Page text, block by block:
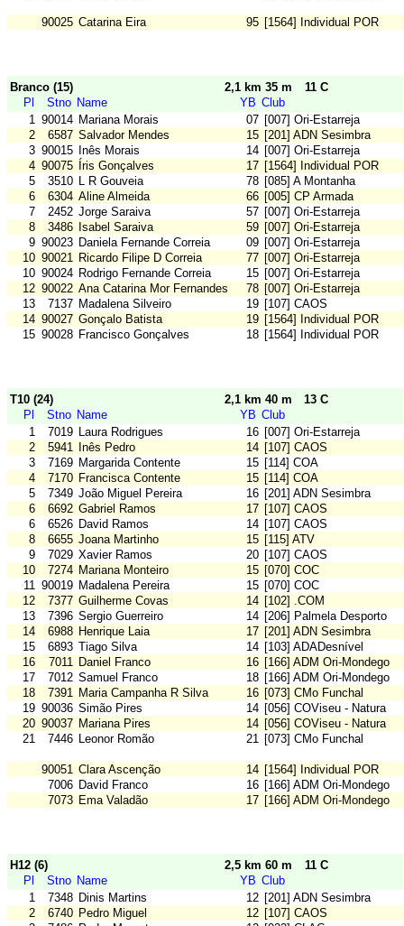
90025 Catarina Eira 95 [1564] Individual POR
Branco (15) 2,1 km 35 m
11 C
Pl
Stno Name YB Club
1 90014 Mariana Morais 07 [007] Ori-Estarreja
2
6587 Salvador Mendes 15 [201] ADN Sesimbra
3 90015 Inês Morais 14 [007] Ori-Estarreja
4 90075 Íris Gonçalves 17 [1564] Individual POR
5
3510 L R Gouveia 78 [085] A Montanha
6
6304 Aline Almeida 66 [005] CP Armada
7
2452 Jorge Saraiva 57 [007] Ori-Estarreja
8
3486 Isabel Saraiva 59 [007] Ori-Estarreja
9 90023 Daniela Fernande Correia 09 [007] Ori-Estarreja
10 90021 Ricardo Filipe D Correia 77 [007] Ori-Estarreja
10 90024 Rodrigo Fernande Correia 15 [007] Ori-Estarreja
12 90022 Ana Catarina Mor Fernandes 78 [007] Ori-Estarreja
13
7137 Madalena Silveiro 19 [107] CAOS
14 90027 Gonçalo Batista 19 [1564] Individual POR
15 90028 Francisco Gonçalves 18 [1564] Individual POR
T10 (24) 2,1 km 40 m
13 C
Pl
Stno Name YB Club
1
7019 Laura Rodrigues 16 [007] Ori-Estarreja
2
5941 Inês Pedro 14 [107] CAOS
3
7169 Margarida Contente 15 [114] COA
4
7170 Francisca Contente 15 [114] COA
5
7349 João Miguel Pereira 16 [201] ADN Sesimbra
6
6692 Gabriel Ramos 17 [107] CAOS
6
6526 David Ramos 14 [107] CAOS
8
6655 Joana Martinho 15 [115] ATV
9
7029 Xavier Ramos 20 [107] CAOS
10
7274 Mariana Monteiro 15 [070] COC
11 90019 Madalena Pereira 15 [070] COC
12
7377 Guilherme Covas 14 [102] .COM
13
7396 Sergio Guerreiro 14 [206] Palmela Desporto
14
6988 Henrique Laia 17 [201] ADN Sesimbra
15
6893 Tiago Silva 14 [103] ADADesnível
16
7011 Daniel Franco 16 [166] ADM Ori-Mondego
17
7012 Samuel Franco 18 [166] ADM Ori-Mondego
18
7391 Maria Campanha R Silva 16 [073] CMo Funchal
19 90036 Simão Pires 14 [056] COViseu - Natura
20 90037 Mariana Pires 14 [056] COViseu - Natura
21
7446 Leonor Romão 21 [073] CMo Funchal
90051 Clara Ascenção 14 [1564] Individual POR
7006 David Franco 16 [166] ADM Ori-Mondego
7073 Ema Valadão 17 [166] ADM Ori-Mondego
H12 (6) 2,5 km 60 m
11 C
Pl
Stno Name YB Club
1
7348 Dinis Martins 12 [201] ADN Sesimbra
2
6740 Pedro Miguel 12 [107] CAOS